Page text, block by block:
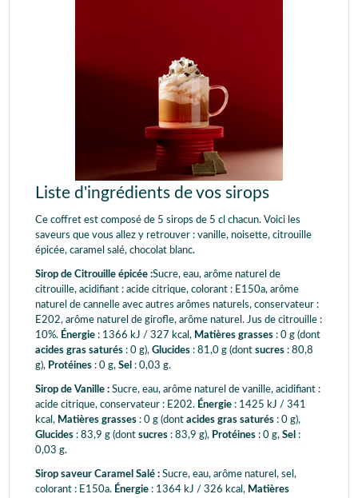
Liste d'ingrédients de vos sirops
Ce coffret est composé de 5 sirops de 5 cl chacun. Voici les
saveurs que vous allez y retrouver : vanille, noisette, citrouille
épicée, caramel salé, chocolat blanc.
Sirop de Citrouille épicée :Sucre, eau, arôme naturel de
citrouille, acidifiant : acide citrique, colorant : E150a, arôme
naturel de cannelle avec autres arômes naturels, conservateur :
E202, arôme naturel de girofle, arôme naturel. Jus de citrouille :
10%. Énergie : 1366 kJ / 327 kcal, Matières grasses : 0 g (dont
acides gras saturés : 0 g), Glucides : 81,0 g (dont sucres : 80,8
g), Protéines : 0 g, Sel : 0,03 g.
Sirop de Vanille : Sucre, eau, arôme naturel de vanille, acidifiant :
acide citrique, conservateur : E202. Énergie : 1425 kJ / 341
kcal, Matières grasses : 0 g (dont acides gras saturés : 0 g),
Glucides : 83,9 g (dont sucres : 83,9 g), Protéines : 0 g, Sel :
0,03 g.
Sirop saveur Caramel Salé : Sucre, eau, arôme naturel, sel,
colorant : E150a. Énergie : 1364 kJ / 326 kcal, Matières